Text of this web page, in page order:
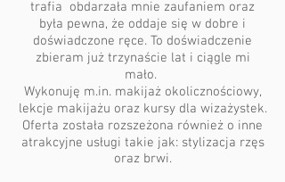
trafia obdarzała mnie zaufaniem oraz
była pewna, że oddaje się w dobre i
doświadczone ręce. To doświadczenie
zbieram już trzynaście lat i ciągle mi
mało.
Wykonuję m.in. makijaż okolicznościowy,
lekcje makijażu oraz kursy dla wizażystek.
Oferta została rozszeżona również o inne
atrakcyjne usługi takie jak: stylizacja rzęs
oraz brwi.